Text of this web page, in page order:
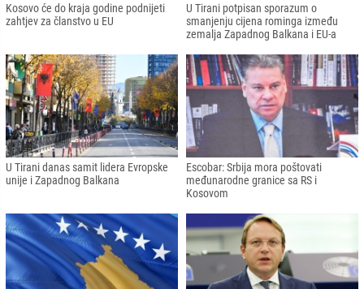
Kosovo će do kraja godine podnijeti
zahtjev za članstvo u EU
U Tirani potpisan sporazum o
smanjenju cijena rominga između
zemalja Zapadnog Balkana i EU-a
U Tirani danas samit lidera Evropske
unije i Zapadnog Balkana
Escobar: Srbija mora poštovati
međunarodne granice sa RS i
Kosovom